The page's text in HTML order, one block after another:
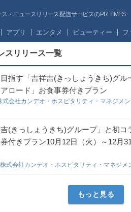
ス・ニュースリリース配信サービスのPR TIMES
アプリ エンタメ ビューティー フ
スリリース一覧
指す「吉祥吉(きっしょうきち)グル
ロード」お食事券付きプラン
式会社カンデオ・ホスピタリティ・マネジメン
(きっしょうきち)グループ」と初コ
付きプラン10月12日（火）～12月
株式会社カンデオ・ホスピタリティ・マネジメ
もっと見る